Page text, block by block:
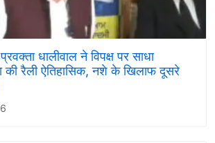
धालीवाल ने विपक्ष पर साधा
की रैली ऐतिहासिक, नशे के खिलाफ दूसरे